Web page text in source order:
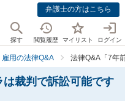
弁護士の方はこちら
探す 閲覧履歴 マイリスト ログイン
雇用の法律Q&A 法律Q&A「7年
裁判で訴訟可能です